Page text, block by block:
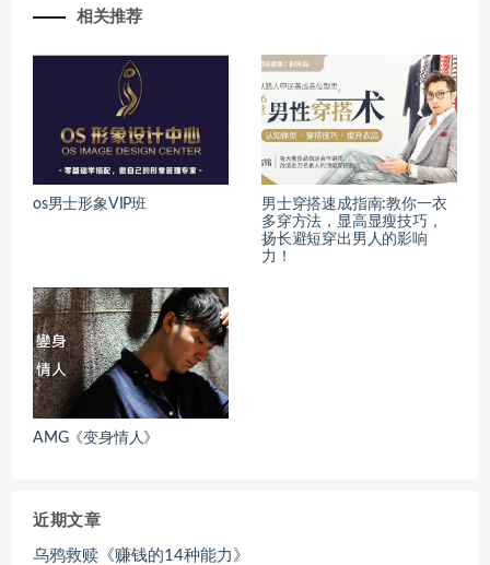
相关推荐
os男士形象VIP班
男士穿搭速成指南:教你一衣
多穿方法，显高显瘦技巧，
扬长避短穿出男人的影响
力！
AMG《变身情人》
近期文章
乌鸦救赎《赚钱的14种能力》